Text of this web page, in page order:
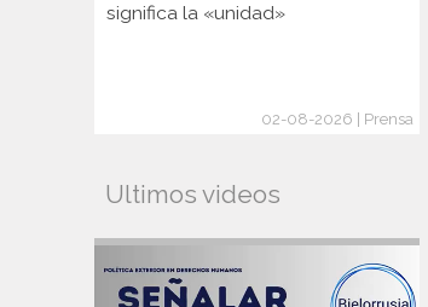
significa la «unidad»
02-08-2026 | Prensa
Ultimos videos